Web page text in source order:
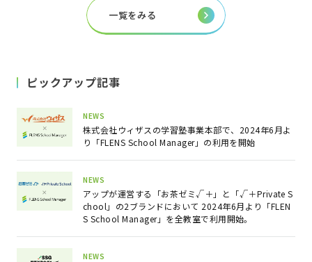
一覧をみる
ピックアップ記事
NEWS
株式会社ウィザスの学習塾事業本部で、2024年6月よ
り「FLENS School Manager」の利用を開始
NEWS
アップが運営する「お茶ゼミ√＋」と「√＋Private S
chool」の2ブランドにおいて 2024年6月より「FLEN
S School Manager」を全教室で利用開始。
NEWS